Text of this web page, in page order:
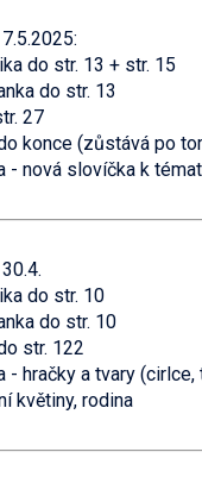
do str. 13 + str. 15
do str. 13
27
konce (zůstává po
- nová slovíčka k
do str. 10
do str. 10
str. 122
- hračky a tvary (cirlce,
květiny, rodina